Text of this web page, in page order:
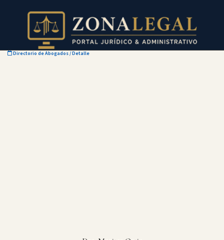
Directorio de Abogados/ Detalle